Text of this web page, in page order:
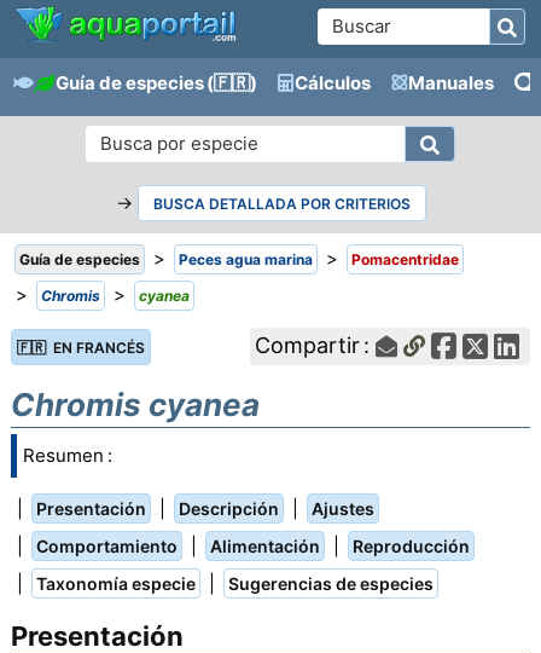
Guía de especies(🇫🇷) Cálculos Manuales
→ BUSCA DETALLADA POR CRITERIOS
Guía de especies > Peces agua marina > Pomacentridae
> Chromis > cyanea
🇫🇷 EN FRANCÉS Compartir :
Chromis cyanea
Resumen :
Presentación Descripción Ajustes
Comportamiento Alimentación Reproducción
Taxonomía especie Sugerencias de especies
Presentación